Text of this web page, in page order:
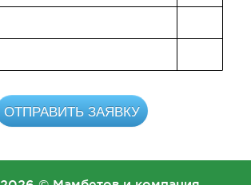
ОТПРАВИТЬ ЗАЯВКУ